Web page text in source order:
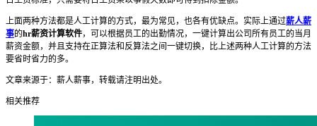
上面两种方法都是人工计算的方式，最为常见，也各有优缺点。实际上通过薪人薪
事的hr薪资计算软件，可以根据员工的出勤情况，一键计算出公司所有员工的当月
薪资金额，并且支持在正算法和反算法之间一键切换，比上述两种人工计算的方法
要省时省力的多。
文章来源于：薪人薪事，转载请注明出处。
相关推荐